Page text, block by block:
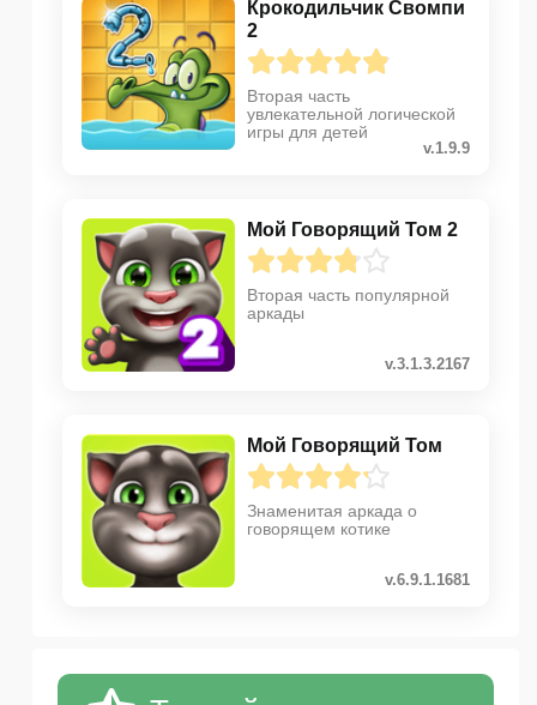
Крокодильчик Свомпи
2
Вторая часть
увлекательной логической
игры для детей
v.1.9.9
Мой Говорящий Том 2
Вторая часть популярной
аркады
v.3.1.3.2167
Мой Говорящий Том
Знаменитая аркада о
говорящем котике
v.6.9.1.1681